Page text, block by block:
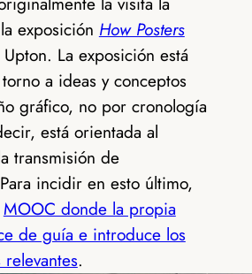
exposición How Posters
La exposición está
a ideas y conceptos
gráfico, no por cronología
está orientada al
transmisión de
incidir en esto último,
MOOC donde la propia
de guía e introduce los
.